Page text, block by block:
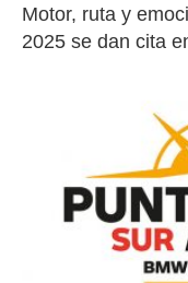
Motor, ruta y
2025 se dan cita